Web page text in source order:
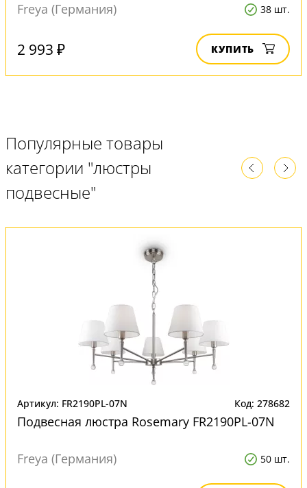
Freya (Германия) 38 шт.
2 993 ₽ КУПИТЬ
Популярные товары
категории "люстры
подвесные"
Артикул: FR2190PL-07N Код: 278682
Подвесная люстра Rosemary FR2190PL-07N
Freya (Германия) 50 шт.